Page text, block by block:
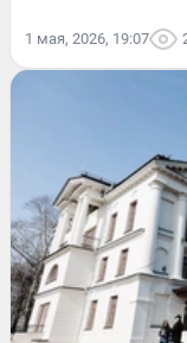
1 мая, 2026, 19:07